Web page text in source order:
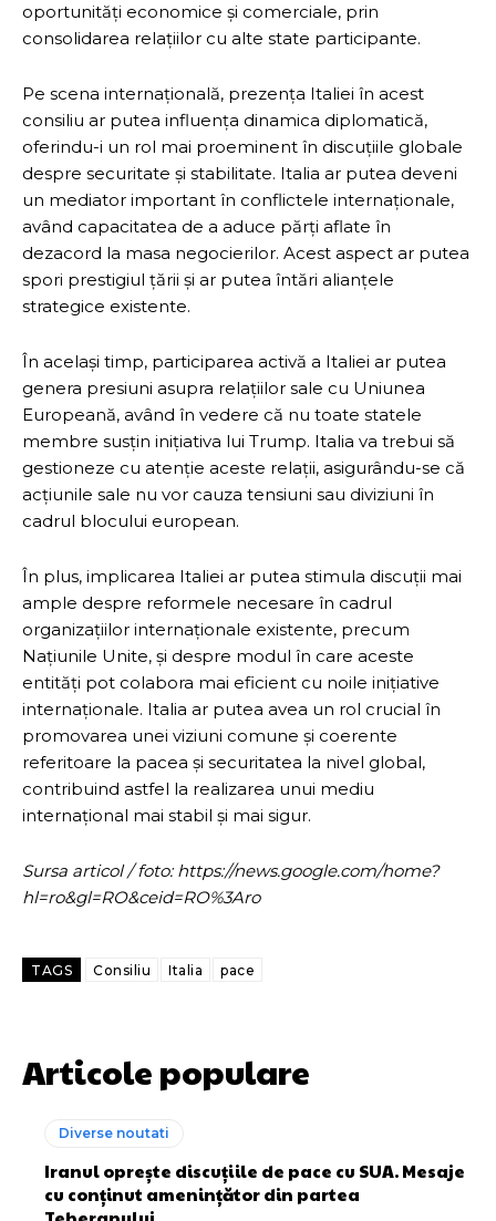
oportunități economice și comerciale, prin
consolidarea relațiilor cu alte state participante.
Pe scena internațională, prezența Italiei în acest
consiliu ar putea influența dinamica diplomatică,
oferindu-i un rol mai proeminent în discuțiile globale
despre securitate și stabilitate. Italia ar putea deveni
un mediator important în conflictele internaționale,
având capacitatea de a aduce părți aflate în
dezacord la masa negocierilor. Acest aspect ar putea
spori prestigiul țării și ar putea întări alianțele
strategice existente.
În același timp, participarea activă a Italiei ar putea
genera presiuni asupra relațiilor sale cu Uniunea
Europeană, având în vedere că nu toate statele
membre susțin inițiativa lui Trump. Italia va trebui să
gestioneze cu atenție aceste relații, asigurându-se că
acțiunile sale nu vor cauza tensiuni sau diviziuni în
cadrul blocului european.
În plus, implicarea Italiei ar putea stimula discuții mai
ample despre reformele necesare în cadrul
organizațiilor internaționale existente, precum
Națiunile Unite, și despre modul în care aceste
entități pot colabora mai eficient cu noile inițiative
internaționale. Italia ar putea avea un rol crucial în
promovarea unei viziuni comune și coerente
referitoare la pacea și securitatea la nivel global,
contribuind astfel la realizarea unui mediu
internațional mai stabil și mai sigur.
Sursa articol / foto: https://news.google.com/home?
hl=ro&gl=RO&ceid=RO%3Aro
TAGS Consiliu Italia pace
Articole populare
Diverse noutati
Iranul oprește discuțiile de pace cu SUA. Mesaje
cu conținut amenințător din partea